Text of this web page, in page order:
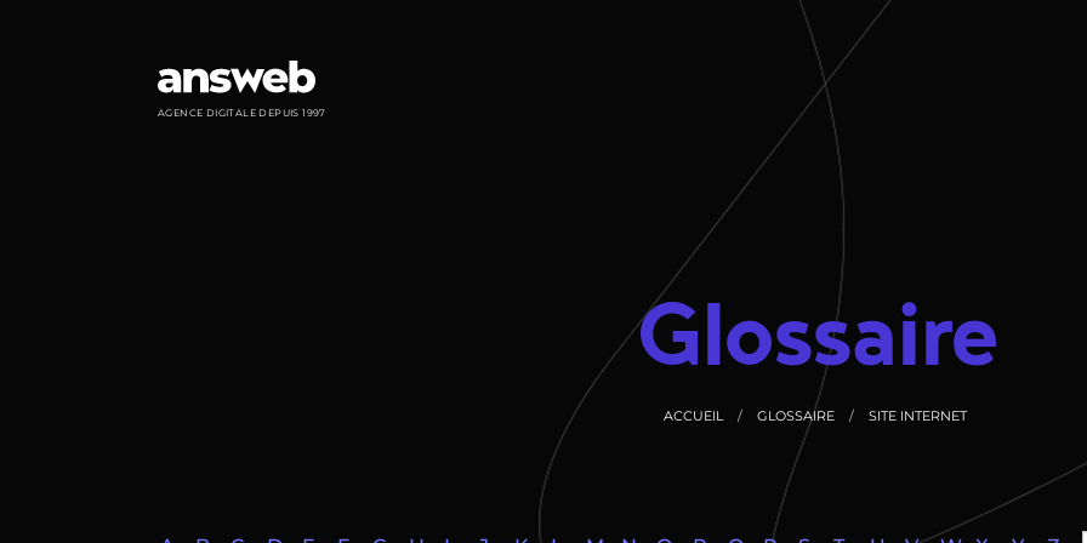
AGENCE DIGITALE DEPUIS 1997
Glossaire
ACCUEIL GLOSSAIRE SITE INTERNET